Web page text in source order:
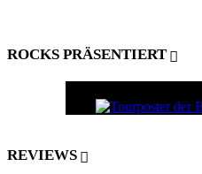
ROCKS PRÄSENTIERT
REVIEWS